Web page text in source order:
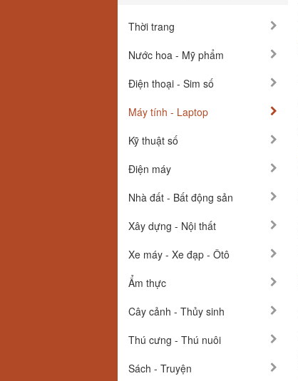
Thời trang
Nước hoa - Mỹ phẩm
Điện thoại - Sim số
Máy tính - Laptop
Kỹ thuật số
Điện máy
Nhà đất - Bất động sản
Xây dựng - Nội thất
Xe máy - Xe đạp - Ôtô
Ẩm thực
Cây cảnh - Thủy sinh
Thú cưng - Thú nuôi
Sách - Truyện